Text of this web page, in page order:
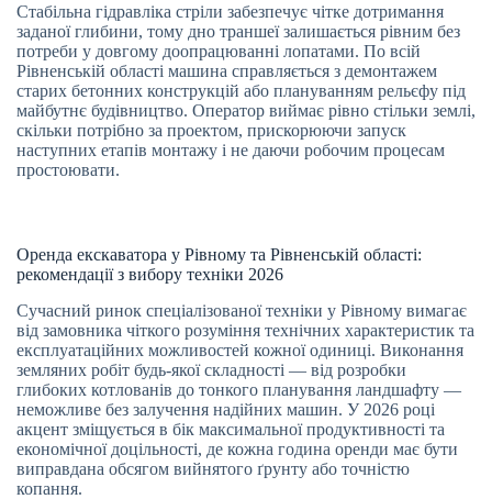
Стабільна гідравліка стріли забезпечує чітке дотримання
заданої глибини, тому дно траншеї залишається рівним без
потреби у довгому доопрацюванні лопатами. По всій
Рівненській області машина справляється з демонтажем
старих бетонних конструкцій або плануванням рельєфу під
майбутнє будівництво. Оператор виймає рівно стільки землі,
скільки потрібно за проектом, прискорюючи запуск
наступних етапів монтажу і не даючи робочим процесам
простоювати.
Оренда екскаватора у Рівному та Рівненській області:
рекомендації з вибору техніки 2026
Сучасний ринок спеціалізованої техніки у Рівному вимагає
від замовника чіткого розуміння технічних характеристик та
експлуатаційних можливостей кожної одиниці. Виконання
земляних робіт будь-якої складності — від розробки
глибоких котлованів до тонкого планування ландшафту —
неможливе без залучення надійних машин. У 2026 році
акцент зміщується в бік максимальної продуктивності та
економічної доцільності, де кожна година оренди має бути
виправдана обсягом вийнятого ґрунту або точністю
копання.